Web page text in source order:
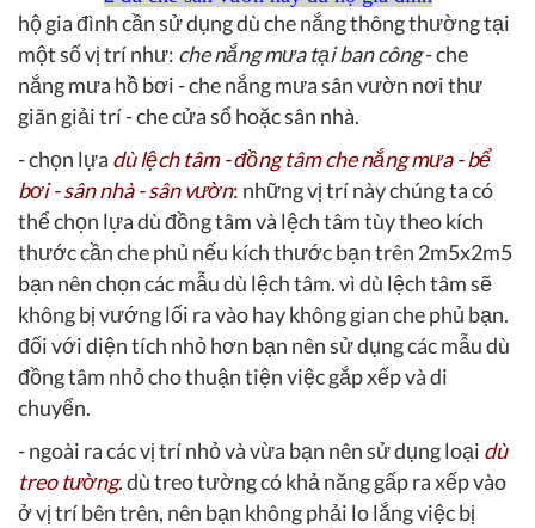
hộ gia đình cần sử dụng dù che nắng thông thường tại
một số vị trí như: che nắng mưa tại ban công- che
nắng mưa hồ bơi - che nắng mưa sân vườn nơi thư
giãn giải trí - che cửa sổ hoặc sân nhà.
- chọn lựa dù lệch tâm - đồng tâm che nắng mưa - bể
bơi - sân nhà - sân vườn: những vị trí này chúng ta có
thể chọn lựa dù đồng tâm và lệch tâm tùy theo kích
thước cần che phủ nếu kích thước bạn trên 2m5x2m5
bạn nên chọn các mẫu dù lệch tâm. vì dù lệch tâm sẽ
không bị vướng lối ra vào hay không gian che phủ bạn.
đối với diện tích nhỏ hơn bạn nên sử dụng các mẫu dù
đồng tâm nhỏ cho thuận tiện việc gắp xếp và di
chuyển.
- ngoài ra các vị trí nhỏ và vừa bạn nên sử dụng loại dù
treo tường. dù treo tường có khả năng gấp ra xếp vào
ở vị trí bên trên, nên bạn không phải lo lắng việc bị